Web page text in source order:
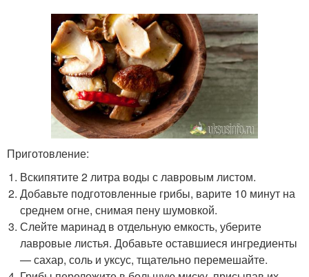
Приготовление:
Вскипятите 2 литра воды с лавровым листом.
Добавьте подготовленные грибы, варите 10 минут на
среднем огне, снимая пену шумовкой.
Слейте маринад в отдельную емкость, уберите
лавровые листья. Добавьте оставшиеся ингредиенты
— сахар, соль и уксус, тщательно перемешайте.